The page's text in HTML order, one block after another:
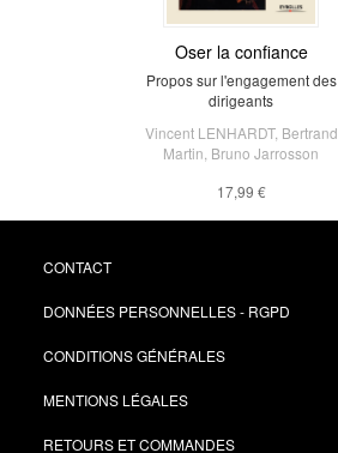
Oser la confiance
Propos sur l'engagement des
dirigeants
Vincent LENHARDT, Bertrand
Martin Bruno Jarrosson
17,99 €
CONTACT
DONNÉES PERSONNELLES - RGPD
CONDITIONS GÉNÉRALES
MENTIONS LÉGALES
RETOURS ET COMMANDES